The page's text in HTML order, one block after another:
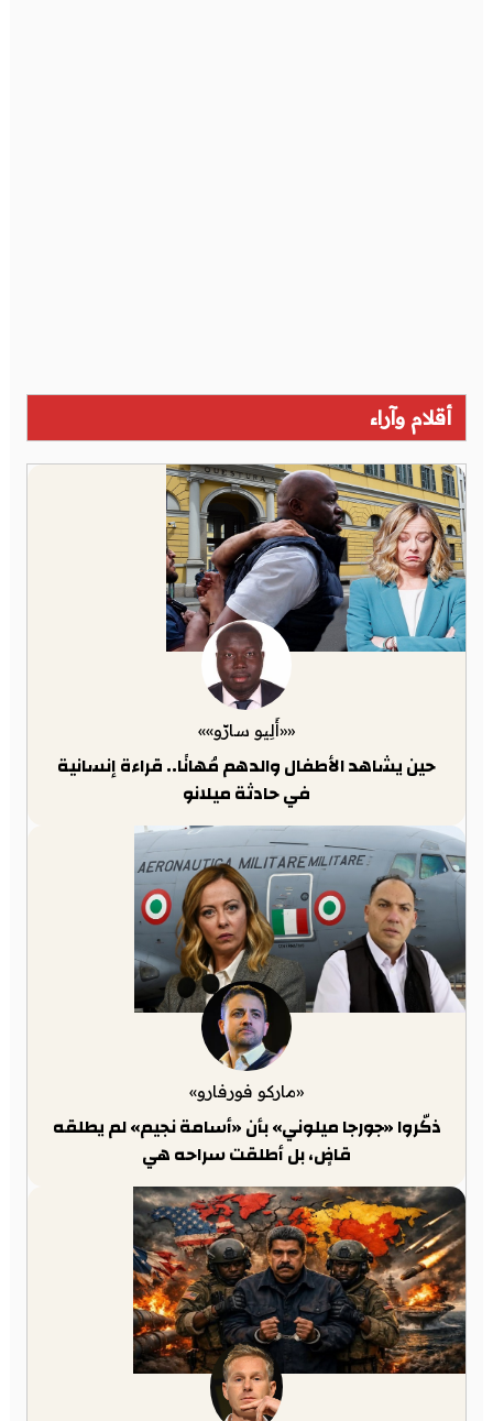
أقلام وآراء
««أَلِيو سارّو»»
حين يشاهد الأطفال والدهم مُهانًا.. قراءة إنسانية
في حادثة ميلانو
«ماركو فورفارو»
ذكّروا «جورجا ميلوني» بأن «أسامة نجيم» لم يطلقه
قاضٍ، بل أطلقت سراحه هي